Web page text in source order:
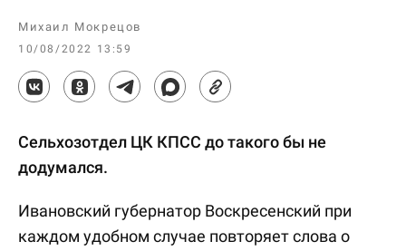
Михаил Мокрецов
10/08/2022 13:59
Сельхозотдел ЦК КПСС до такого бы не
додумался.
Ивановский губернатор Воскресенский при
каждом удобном случае повторяет слова о